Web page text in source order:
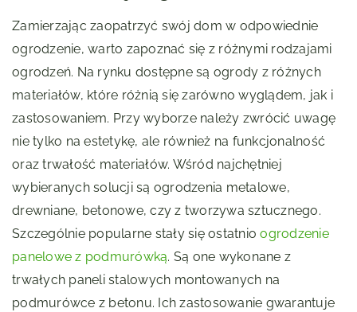
Zamierzając zaopatrzyć swój dom w odpowiednie
ogrodzenie, warto zapoznać się z różnymi rodzajami
ogrodzeń. Na rynku dostępne są ogrody z różnych
materiałów, które różnią się zarówno wyglądem, jak i
zastosowaniem. Przy wyborze należy zwrócić uwagę
nie tylko na estetykę, ale również na funkcjonalność
oraz trwałość materiałów. Wśród najchętniej
wybieranych solucji są ogrodzenia metalowe,
drewniane, betonowe, czy z tworzywa sztucznego.
Szczególnie popularne stały się ostatnioogrodzenie
panelowe z podmurówką. Są one wykonane z
trwałych paneli stalowych montowanych na
podmurówce z betonu. Ich zastosowanie gwarantuje